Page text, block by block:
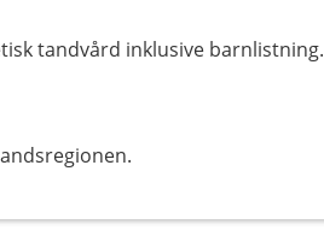
tandvård inklusive barnlistning.